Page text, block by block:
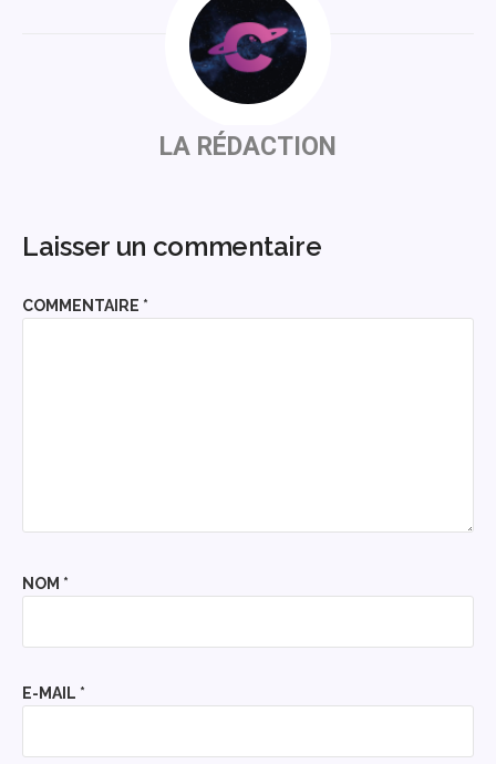
LA RÉDACTION
Laisser un commentaire
COMMENTAIRE *
NOM *
E-MAIL *